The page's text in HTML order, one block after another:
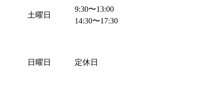
土曜日
日曜日
9:30〜13:00
14:30〜17:30
定休日